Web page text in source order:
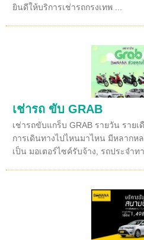
ยินดีให้บริการเช่ารถกรงเทพ ...
เช่ารถ ขับ GRAB
เช่ารถขับแกร็บ GRAB รายวัน ราย
การเดินทางไปไหนมาไหน มีหลากห
เป็น มอเตอร์ไซค์รับจ้าง, รถประจำท